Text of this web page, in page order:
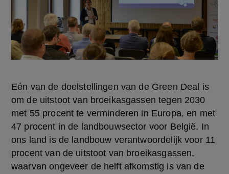
Eén van de doelstellingen van de Green Deal is
om de uitstoot van broeikasgassen tegen 2030
met 55 procent te verminderen in Europa, en met
47 procent in de landbouwsector voor België. In
ons land is de landbouw verantwoordelijk voor 11
procent van de uitstoot van broeikasgassen,
waarvan ongeveer de helft afkomstig is van de